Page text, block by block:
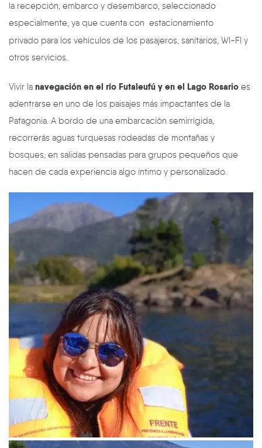
la recepción, embarco y desembarco, seleccionado
especialmente, ya que cuenta con estacionamiento
privado para los vehículos de los pasajeros, sanitarios, WI-FI y
otros servicios.
Vivir la navegación en el río Futaleufú y en el Lago Rosario es
adentrarse en uno de los paisajes más impactantes de la
Patagonia. A bordo de una embarcación semirrígida,
recorrerás aguas turquesas rodeadas de montañas y
bosques, en salidas pensadas para grupos pequeños que
hacen de cada experiencia algo íntimo y personalizado.